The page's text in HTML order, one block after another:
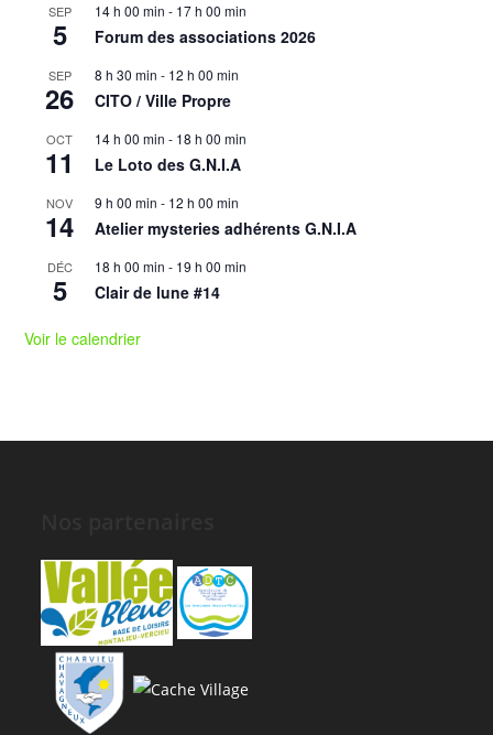
SEP
5
14 h 00 min - 17 h 00 min
Forum des associations 2026
SEP
26
8 h 30 min - 12 h 00 min
CITO / Ville Propre
OCT
11
14 h 00 min - 18 h 00 min
Le Loto des G.N.I.A
NOV
14
9 h 00 min - 12 h 00 min
Atelier mysteries adhérents G.N.I.A
DÉC
5
18 h 00 min - 19 h 00 min
Clair de lune #14
Voir le calendrier